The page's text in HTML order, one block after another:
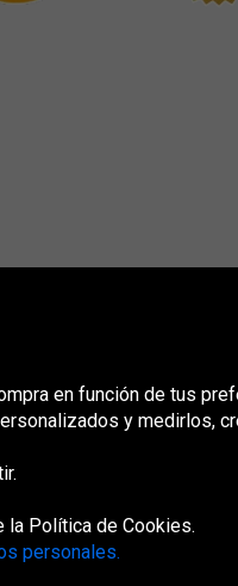
United
en función de tus
y medirlos,
la Política de Cookies.
personales.